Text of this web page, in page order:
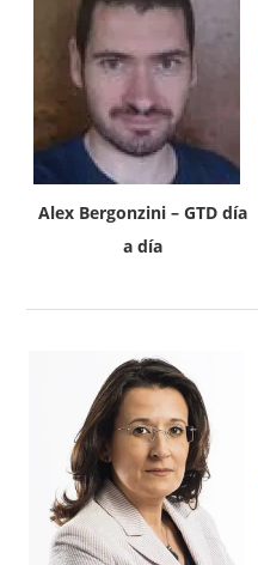
Alex Bergonzini – GTD día
a día